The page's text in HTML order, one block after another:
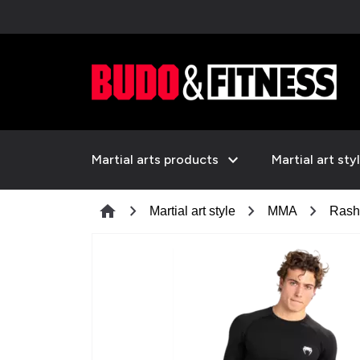
Martial arts products expand_more Martial art
home chevron_right Martial art style chevron_right MMA chevron_right